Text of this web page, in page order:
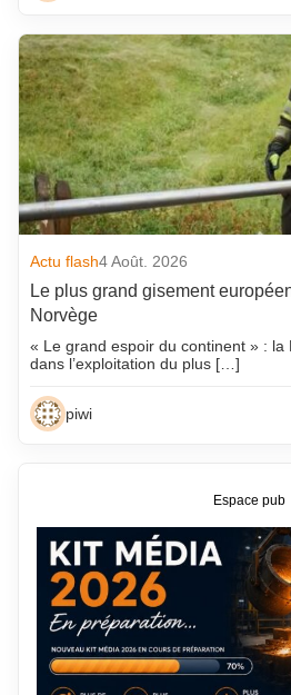
Actu flash4 Août. 2026
Le plus grand gisement
Norvège
« Le grand espoir du continent » : la
dans l’exploitation du plus […]
piwi
Espace pub